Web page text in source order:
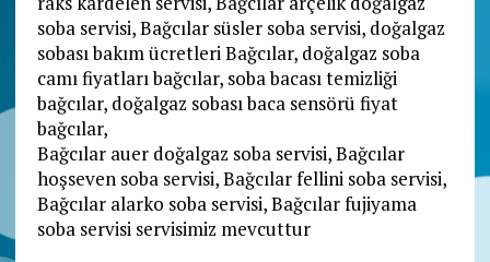
soba servisi, Bağcılar süsler soba servisi, doğalgaz
sobası bakım ücretleri Bağcılar, doğalgaz soba
camı fiyatları bağcılar, soba bacası temizliği
bağcılar, doğalgaz sobası baca sensörü fiyat
bağcılar,
Bağcılar auer doğalgaz soba servisi, Bağcılar
hoşseven soba servisi, Bağcılar fellini soba servisi,
Bağcılar alarko soba servisi, Bağcılar fujiyama
soba servisi servisimiz mevcuttur